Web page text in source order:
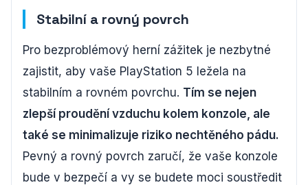
Stabilní a rovný povrch
Pro bezproblémový herní zážitek je nezbytné
zajistit, aby vaše PlayStation 5 ležela na
stabilním a rovném povrchu. Tím se nejen
zlepší proudění vzduchu kolem konzole, ale
také se minimalizuje riziko nechtěného pádu.
Pevný a rovný povrch zaručí, že vaše konzole
bude v bezpečí a vy se budete moci soustředit